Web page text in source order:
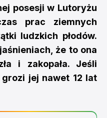
posesji w Lutoryżu
prac ziemnych
ludzkich płodów.
że to ona
i zakopała. Jeśli
jej nawet 12 lat